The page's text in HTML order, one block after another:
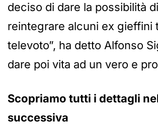
deciso di dare la possibilità di
reintegrare alcuni ex gieffini
televoto”, ha detto Alfonso
dare poi vita ad un vero e
Scopriamo tutti i dettagli
successiva